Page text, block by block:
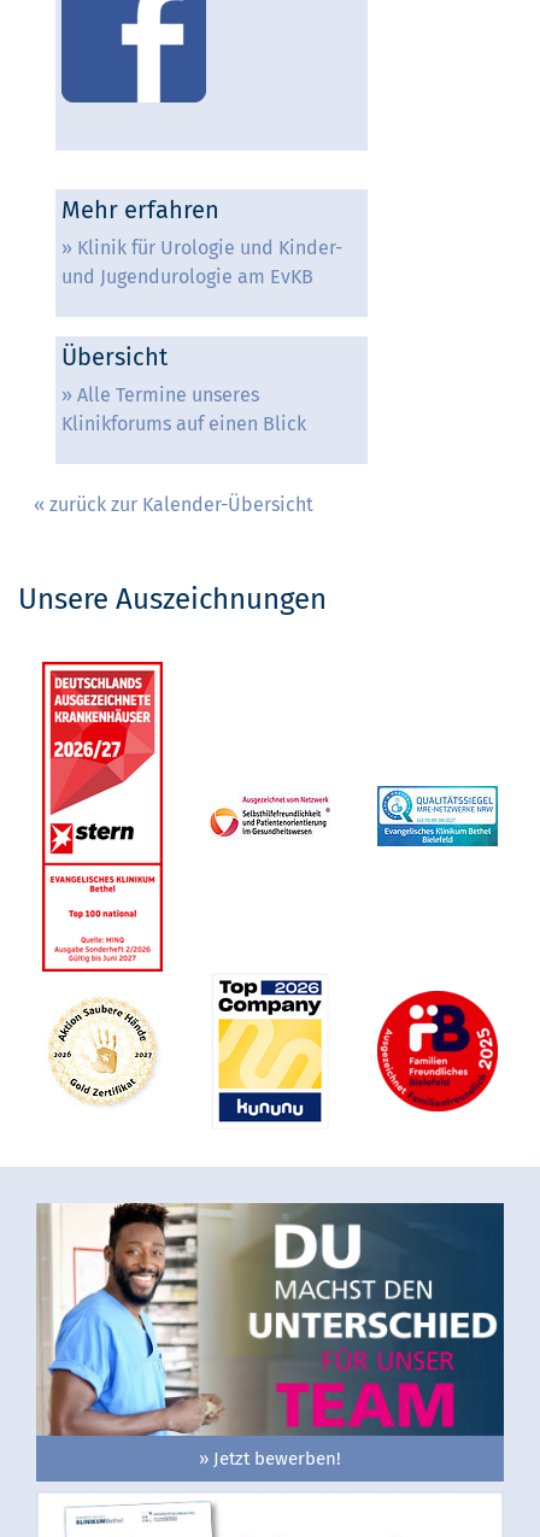
Mehr erfahren
Klinik für Urologie und Kinder-
und Jugendurologie am EvKB
Übersicht
Alle Termine unseres
Klinikforums auf einen Blick
« zurück zur Kalender-Übersicht
Unsere Auszeichnungen
» Jetzt bewerben!